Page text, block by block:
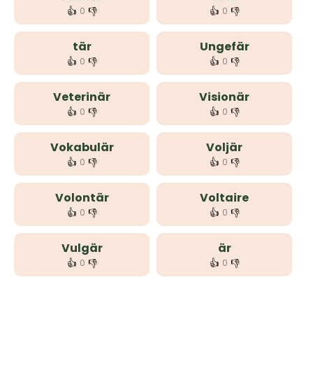
👍 0 👎 👍 0 👎
tär
👍 0 👎
Ungefär
👍 0 👎
Veterinär
👍 0 👎
Visionär
👍 0 👎
Vokabulär
👍 0 👎
Voljär
👍 0 👎
Volontär
👍 0 👎
Voltaire
👍 0 👎
Vulgär
👍 0 👎
är
👍 0 👎